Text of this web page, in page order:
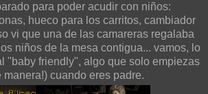
para poder acudir con niños:
hueco para los carritos, cambiador
vi que una de las camareras regalaba
niños de la mesa contigua... vamos, lo
"baby friendly", algo que solo empiezas
manera!) cuando eres padre.